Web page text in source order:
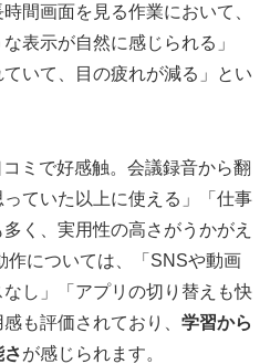
間画面を見る作業において、
表示が自然に感じられる」
ていて、目の疲れが減る」とい
ミで好感触。会議録音から翻
ていた以上に使える」「仕事
く、実用性の高さがうかがえ
作については、「SNSや動画
し」「アプリの切り替えも快
も評価されており、 学習から
が感じられます。